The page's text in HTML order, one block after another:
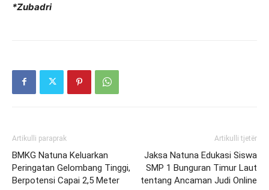
*Zubadri
Artikulli paraprak
BMKG Natuna Keluarkan
Peringatan Gelombang Tinggi,
Berpotensi Capai 2,5 Meter
Artikulli tjetër
Jaksa Natuna Edukasi Siswa
SMP 1 Bunguran Timur Laut
tentang Ancaman Judi Online